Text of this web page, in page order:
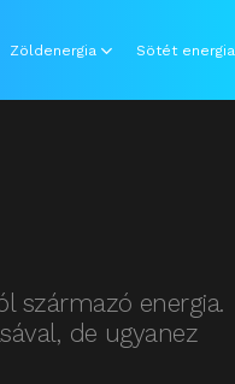
Zöldenergia Sötét energia
származó energia.
de ugyanez